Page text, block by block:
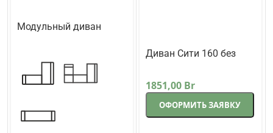
Модульный диван
Диван Сити 160 без
171 см коричневый
1851,00 Br
ОФОРМИТЬ ЗАЯВКУ